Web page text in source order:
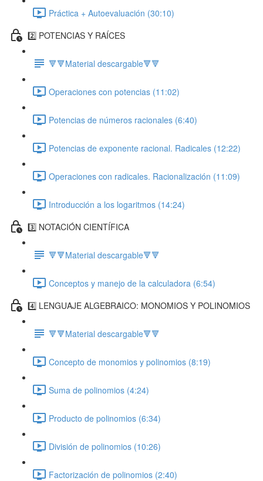
Práctica + Autoevaluación (30:10)
2️⃣ POTENCIAS Y RAÍCES
🔻🔻Material descargable🔻🔻
Operaciones con potencias (11:02)
Potencias de números racionales (6:40)
Potencias de exponente racional. Radicales (12:22)
Operaciones con radicales. Racionalización (11:09)
Introducción a los logaritmos (14:24)
3️⃣ NOTACIÓN CIENTÍFICA
🔻🔻Material descargable🔻🔻
Conceptos y manejo de la calculadora (6:54)
4️⃣ LENGUAJE ALGEBRAICO: MONOMIOS Y POLINOMIOS
🔻🔻Material descargable🔻🔻
Concepto de monomios y polinomios (8:19)
Suma de polinomios (4:24)
Producto de polinomios (6:34)
División de polinomios (10:26)
Factorización de polinomios (2:40)